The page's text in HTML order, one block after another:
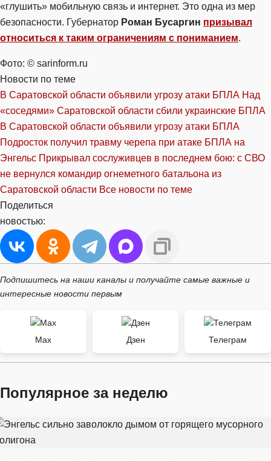
«глушить» мобильную связь и интернет. Это одна из мер
безопасности. Губернатор Роман Бусаргин призывал
относиться к таким ограничениям с пониманием.
Фото: © sarinform.ru
Новости по теме
В Саратовской области объявили угрозу атаки БПЛА Над
«соседями» Саратовской области сбили украинские БПЛА
В Саратовской области объявили угрозу атаки БПЛА
Подросток получил травму черепа при атаке БПЛА на
Энгельс Прикрывал сослуживцев в последнем бою: с СВО
не вернулся командир огнеметного батальона из
Саратовской области Все новости по теме
Поделиться
новостью:
Подпишитесь на наши каналы и получайте самые важные и
интересные новости первым
Max Дзен Телеграм
Популярное за неделю